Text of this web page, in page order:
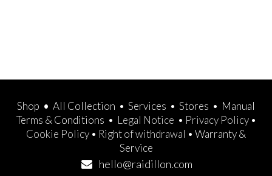
Shop • All Collection • Services • Stores • Manual
Terms & Conditions • Legal Notice • Privacy Policy•
Cookie Policy • Right of withdrawal • Warranty &
Service
hello@raidillon.com